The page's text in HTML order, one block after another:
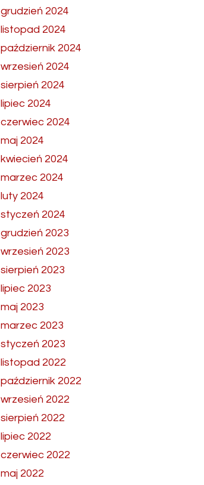
grudzień 2024
listopad 2024
październik 2024
wrzesień 2024
sierpień 2024
lipiec 2024
czerwiec 2024
maj 2024
kwiecień 2024
marzec 2024
luty 2024
styczeń 2024
grudzień 2023
wrzesień 2023
sierpień 2023
lipiec 2023
maj 2023
marzec 2023
styczeń 2023
listopad 2022
październik 2022
wrzesień 2022
sierpień 2022
lipiec 2022
czerwiec 2022
maj 2022